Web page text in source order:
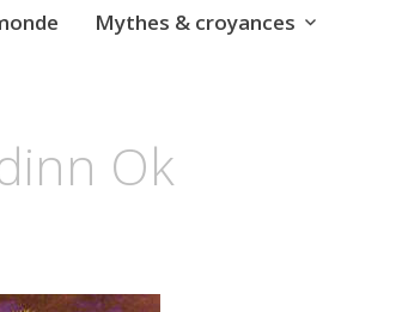
Mythes & croyances
Ok